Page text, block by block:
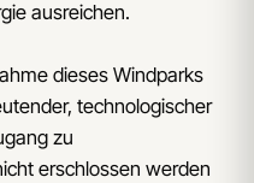
ausreichen.
dieses Windparks
technologischer
zu
erschlossen werden